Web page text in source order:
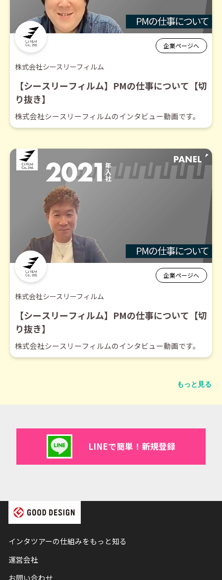
企業ページへ
株式会社シースリーフィルム
【シースリーフィルム】PMの仕事について【切
り抜き】
株式会社シースリーフィルムのインタビュー動画です。
企業ページへ
株式会社シースリーフィルム
【シースリーフィルム】PMの仕事について【切
り抜き】
株式会社シースリーフィルムのインタビュー動画です。
もっと見る
LINEで簡単！新規登録
インタツアーの仕組みをもっと知る
運営会社
お問い合わせ